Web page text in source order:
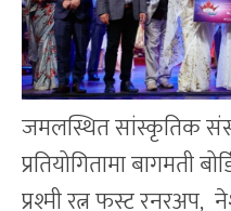
जमलस्थित सांस्कृतिक
प्रतियोगितामा बागमती
प्रश्मी रत्न फस्ट